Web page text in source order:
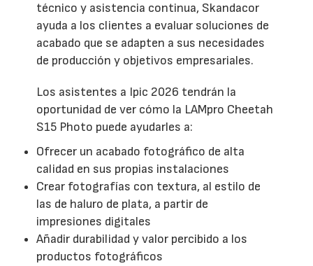
técnico y asistencia continua, Skandacor
ayuda a los clientes a evaluar soluciones de
acabado que se adapten a sus necesidades
de producción y objetivos empresariales.
Los asistentes a Ipic 2026 tendrán la
oportunidad de ver cómo la LAMpro Cheetah
S15 Photo puede ayudarles a:
Ofrecer un acabado fotográfico de alta
calidad en sus propias instalaciones
Crear fotografías con textura, al estilo de
las de haluro de plata, a partir de
impresiones digitales
Añadir durabilidad y valor percibido a los
productos fotográficos